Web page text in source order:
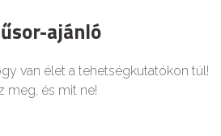
ajánló
van élet a tehetségkutatókon túl!
meg, és mit ne!